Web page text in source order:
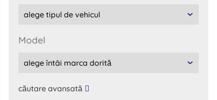
model
căutare avansată